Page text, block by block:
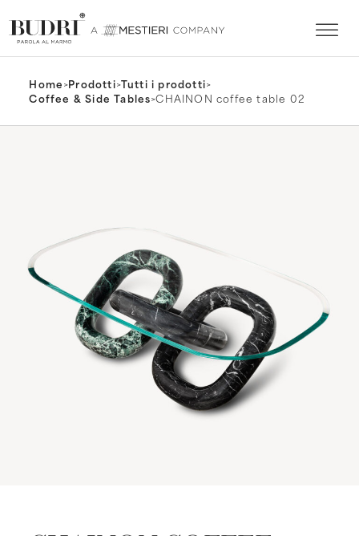
Home>Prodotti>Tutti i prodotti>
Coffee & Side Tables>CHAINON coffee table 02